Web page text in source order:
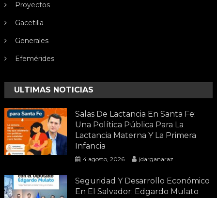
Proyectos
Gacetilla
Generales
Efemérides
ULTIMAS NOTICIAS
Salas De Lactancia En Santa Fe:
Una Política Pública Para La
Lactancia Materna Y La Primera
Infancia
4 agosto, 2026 jdarganaraz
Seguridad Y Desarrollo Económico
En El Salvador: Edgardo Mulato